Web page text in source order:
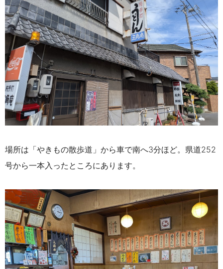
場所は「やきもの散歩道」から車で南へ3分ほど。県道252
号から一本入ったところにあります。